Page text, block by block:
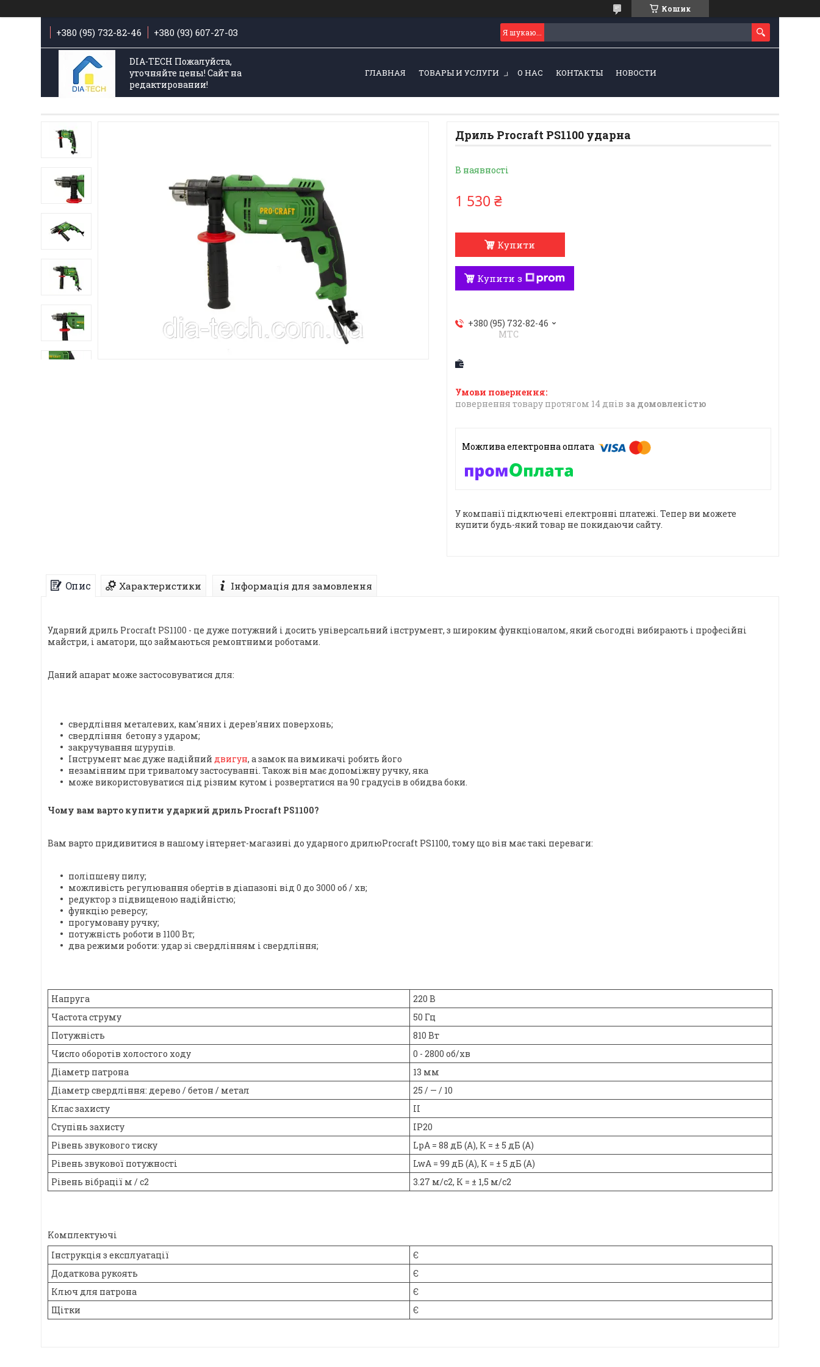
Кошик
+380 (95) 732-82-46 +380 (93) 607-27-03
DIA-TECH Пожалуйста,
уточняйте цены! Сайт на
редактировании!
ГЛАВНАЯ ТОВАРЫ И УСЛУГИ О НАС КОНТАКТЫ НОВОСТИ
Дриль Procraft PS1100 ударна
В наявності
1 530 ₴
Купити
Купити з
+380 (95) 732-82-46
МТС
повернення товару протягом 14 днів за домовленістю
У компанії підключені електронні платежі. Тепер ви можете
купити будь-який товар не покидаючи сайту.
Опис Характеристики Інформація для замовлення
Ударний дриль Procraft PS1100 - це дуже потужний і досить універсальний інструмент, з широким функціоналом, який сьогодні вибирають і професійні
майстри, і аматори, що займаються ремонтними роботами.
Даний апарат може застосовуватися для:
свердління металевих, кам'яних і дерев'яних поверхонь;
свердління бетону з ударом;
закручування шурупів.
Інструмент має дуже надійний двигун, а замок на вимикачі робить його
незамінним при тривалому застосуванні. Також він має допоміжну ручку, яка
може використовуватися під різним кутом і розвертатися на 90 градусів в обидва боки.
Чому вам варто купити ударний дриль Procraft PS1100?
Вам варто придивитися в нашому інтернет-магазині до ударного дрилюProcraft PS1100, тому що він має такі переваги:
поліпшену пилу;
можливість регулювання обертів в діапазоні від 0 до 3000 об / хв;
редуктор з підвищеною надійністю;
функцію реверсу;
прогумовану ручку;
потужність роботи в 1100 Вт;
два режими роботи: удар зі свердлінням і свердління;
Напруга
220 В
Частота струму
50 Гц
Потужність
810 Вт
Число оборотів холостого ходу
0 - 2800 об/хв
Діаметр патрона
13 мм
Діаметр свердління: дерево / бетон / метал
25 / — / 10
Клас захисту
II
Ступінь захисту
IP20
Рівень звукового тиску
LpA = 88 дБ (А), К = ± 5 дБ (А)
Рівень звукової потужності
LwA = 99 дБ (А), К = ± 5 дБ (А)
Рівень вібрації м / с2
3.27 м/с2, К = ± 1,5 м/с2
Kомплектуючі
Інструкція з експлуатації
Є
Додаткова рукоять
Є
Ключ для патрона
Є
Щітки
Є